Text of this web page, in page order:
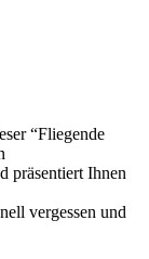
“Fliegende
präsentiert Ihnen
vergessen und